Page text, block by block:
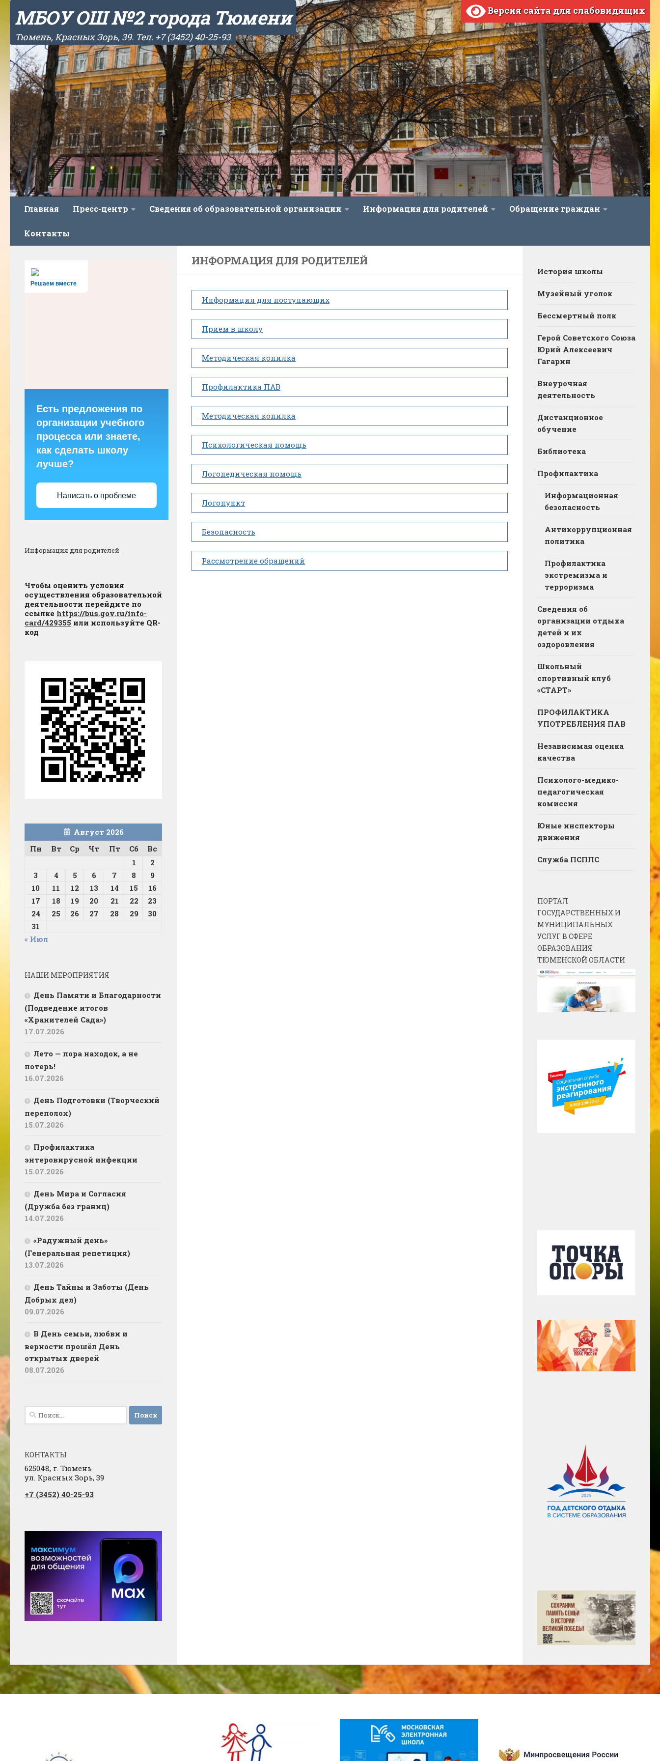
Skip to content
МБОУ ОШ №2 города Тюмени
Тюмень, Красных Зорь, 39. Тел. +7 (3452) 40-25-93
Версия сайта для слабовидящих
Главная Пресс-центр Сведения об образовательной организации Информация для родителей Обращение граждан
Контакты
ИНФОРМАЦИЯ ДЛЯ РОДИТЕЛЕЙ
Информация для поступающих
Прием в школу
Методическая копилка
Профилактика ПАВ
Методическая копилка
Психологическая помощь
Логопедическая помощь
Логопункт
Безопасность
Рассмотрение обращений
Решаем вместе
Есть предложения по
организации учебного
процесса или знаете,
как сделать школу
лучше?
Написать о проблеме
Информация для родителей
Чтобы оценить условия
осуществления образовательной
деятельности перейдите по
ссылке https://bus.gov.ru/info-
card/429355 или используйте QR-
код
Август 2026
Пн
Вт Ср Чт Пт Сб
Вс
1
2
3
4 5 6 7 8
9
10
11 12 13 14 15
16
17
18 19 20 21 22
23
24
25 26 27 28 29
30
31
« Июл
НАШИ МЕРОПРИЯТИЯ
День Памяти и Благодарности
(Подведение итогов
«Хранителей Сада»)
17.07.2026
Лето — пора находок, а не
потерь!
16.07.2026
День Подготовки (Творческий
переполох)
15.07.2026
Профилактика
энтеровирусной инфекции
15.07.2026
День Мира и Согласия
(Дружба без границ)
14.07.2026
«Радужный день»
(Генеральная репетиция)
13.07.2026
День Тайны и Заботы (День
Добрых дел)
09.07.2026
В День семьи, любви и
верности прошёл День
открытых дверей
08.07.2026
Найти:
КОНТАКТЫ
625048, г. Тюмень
ул. Красных Зорь, 39
+7 (3452) 40-25-93
История школы
Музейный уголок
Бессмертный полк
Герой Советского Союза
Юрий Алексеевич
Гагарин
Внеурочная
деятельность
Дистанционное
обучение
Библиотека
Профилактика
Информационная
безопасность
Антикоррупционная
политика
Профилактика
экстремизма и
терроризма
Сведения об
организации отдыха
детей и их
оздоровления
Школьный
спортивный клуб
«СТАРТ»
ПРОФИЛАКТИКА
УПОТРЕБЛЕНИЯ ПАВ
Независимая оценка
качества
Психолого-медико-
педагогическая
комиссия
Юные инспекторы
движения
Служба ПСППС
ПОРТАЛ
ГОСУДАРСТВЕННЫХ И
МУНИЦИПАЛЬНЫХ
УСЛУГ В СФЕРЕ
ОБРАЗОВАНИЯ
ТЮМЕНСКОЙ ОБЛАСТИ